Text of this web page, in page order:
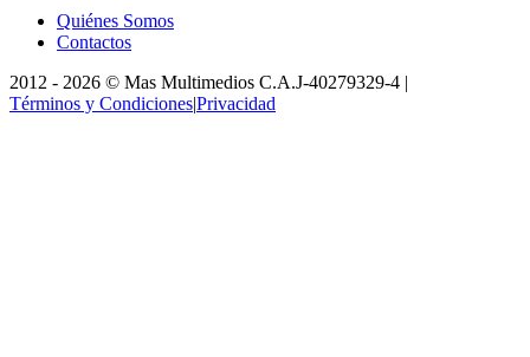
Quiénes Somos
Contactos
2012 - 2026 © Mas Multimedios C.A.J-40279329-4 |
Términos y Condiciones|Privacidad